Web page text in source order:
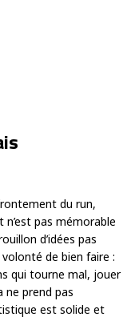
du run,
n’est pas mémorable
d’idées pas
de bien faire :
qui tourne mal, jouer
ne prend pas
est solide et